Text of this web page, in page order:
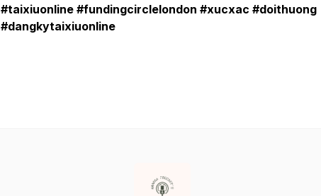
#taixiuonline #fundingcirclelondon #xucxac #doithuong
#dangkytaixiuonline